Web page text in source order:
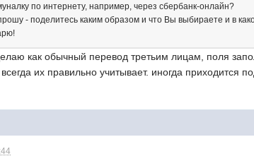
по интернету, например, через сбербанк-онлайн?
- поделитесь каким образом и что Вы выбираете и в
как обычный перевод третьим лицам, поля
их правильно учитывает. иногда приходится